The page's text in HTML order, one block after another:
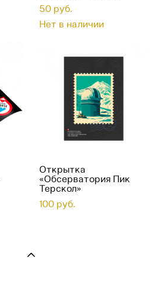
50 pуб.
Нет в наличии
Открытка
«Обсерватория Пик
Терскол»
100 pуб.